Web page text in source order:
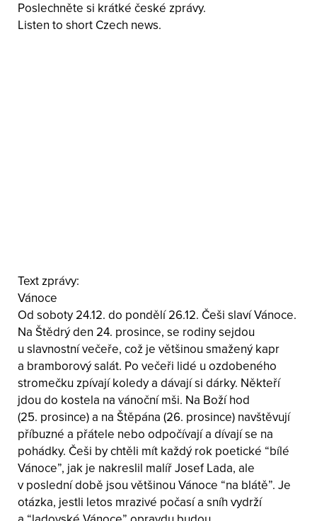
Poslechněte si krátké české zprávy.
Listen to short Czech news.
Text zprávy:
Vánoce
Od soboty 24.12. do pondělí 26.12. Češi slaví Vánoce.
Na Štědrý den 24. prosince, se rodiny sejdou
u slavnostní večeře, což je většinou smažený kapr
a bramborový salát. Po večeři lidé u ozdobeného
stromečku zpívají koledy a dávají si dárky. Někteří
jdou do kostela na vánoční mši. Na Boží hod
(25. prosince) a na Štěpána (26. prosince) navštěvují
příbuzné a přátele nebo odpočívají a dívají se na
pohádky. Češi by chtěli mít každý rok poetické “bílé
Vánoce”, jak je nakreslil malíř Josef Lada, ale
v poslední době jsou většinou Vánoce “na blátě”. Je
otázka, jestli letos mrazivé počasí a sníh vydrží